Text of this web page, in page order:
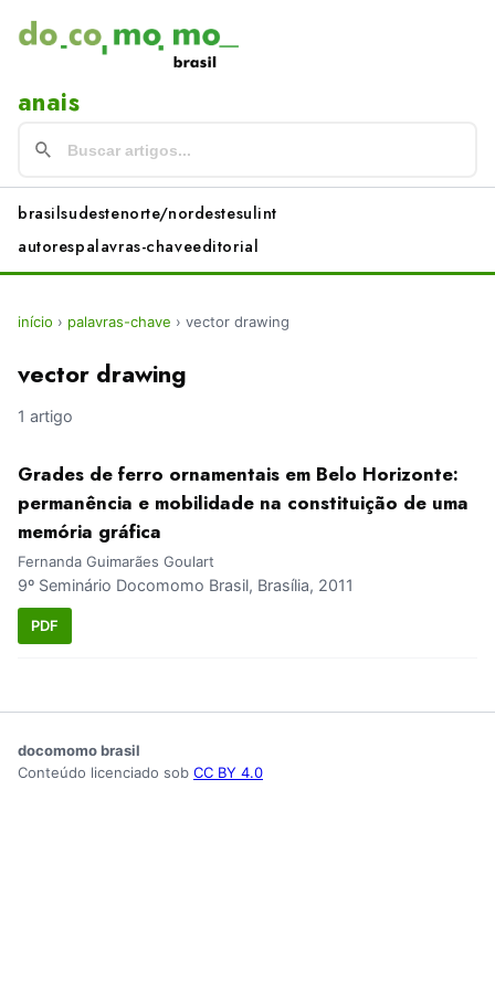
anais
brasilsudestenorte/nordestesulint
autorespalavras-chaveeditorial
início › palavras-chave › vector drawing
vector drawing
1 artigo
Grades de ferro ornamentais em Belo Horizonte:
permanência e mobilidade na constituição de uma
memória gráfica
Fernanda Guimarães Goulart
9º Seminário Docomomo Brasil, Brasília, 2011
PDF
docomomo brasil
Conteúdo licenciado sob CC BY 4.0